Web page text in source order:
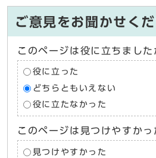
ご意見をお聞かせく
このページは役に立ちました
役に立った
どちらともいえない
役に立たなかった
このページは見つけやすかっ
見つけやすかった